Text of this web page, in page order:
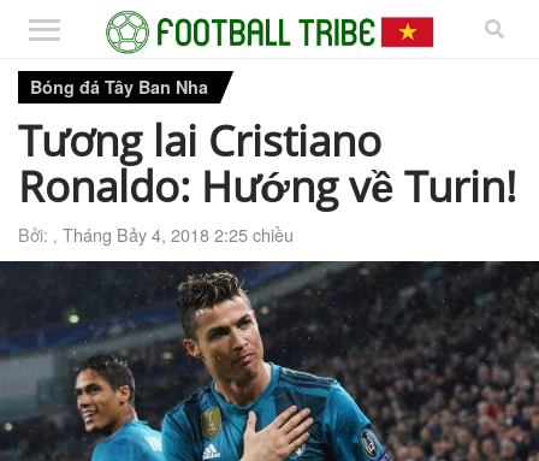
Bóng đá Tây Ban Nha
Tương lai Cristiano
Ronaldo: Hướng về Turin!
Bởi: , Tháng Bảy 4, 2018 2:25 chiều